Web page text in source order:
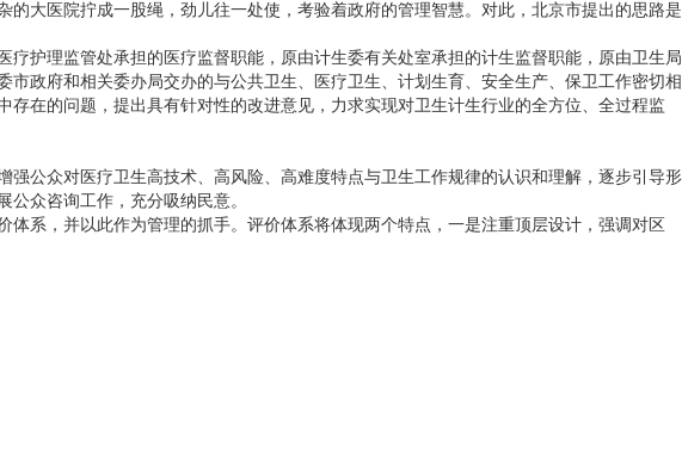
大医院拧成一股绳，劲儿往一处使，考验着政府的管理智慧。对此，北京市提出的思路是
护理监管处承担的医疗监督职能，原由计生委有关处室承担的计生监督职能，原由卫生局
政府和相关委办局交办的与公共卫生、医疗卫生、计划生育、安全生产、保卫工作密切相
在的问题，提出具有针对性的改进意见，力求实现对卫生计生行业的全方位、全过程监
公众对医疗卫生高技术、高风险、高难度特点与卫生工作规律的认识和理解，逐步引导形
众咨询工作，充分吸纳民意。
系，并以此作为管理的抓手。评价体系将体现两个特点，一是注重顶层设计，强调对区